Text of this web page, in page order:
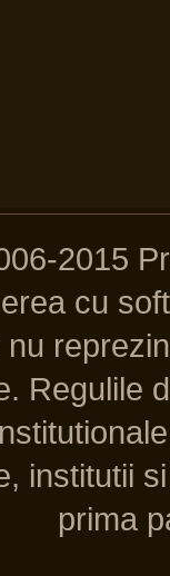
2015
cu
Regulile
institutii
prima